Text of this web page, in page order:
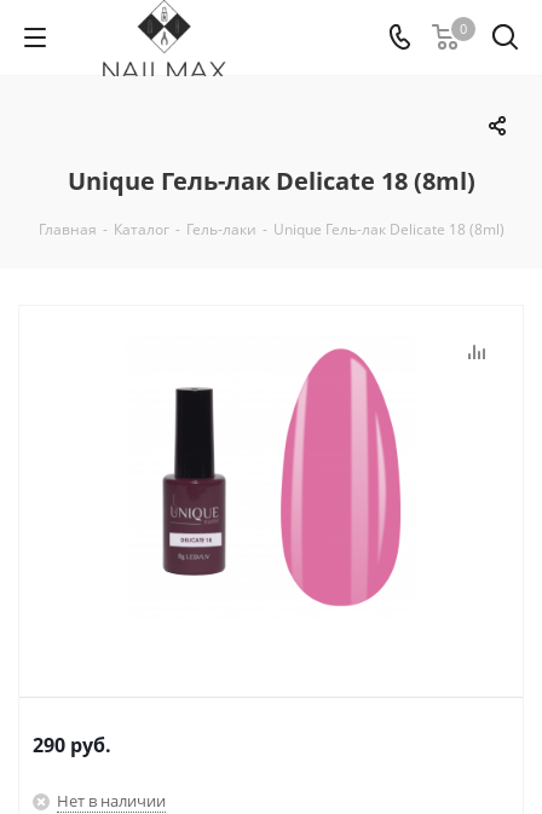
0
Unique Гель-лак Delicate 18 (8ml)
Главная - Каталог - Гель-лаки - Unique Гель-лак Delicate 18 (8ml)
290 руб.
Нет в наличии